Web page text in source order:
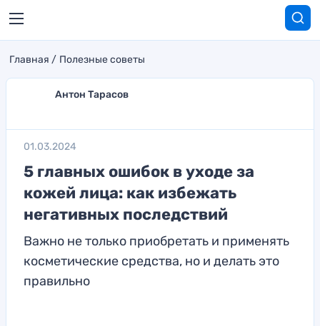
Главная Полезные советы
Антон Тарасов
01.03.2024
5 главных ошибок в уходе за
кожей лица: как избежать
негативных последствий
Важно не только приобретать и применять
косметические средства, но и делать это
правильно